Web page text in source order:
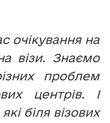
очікування на
візи. Знаємо
проблем
центрів. І
біля візових